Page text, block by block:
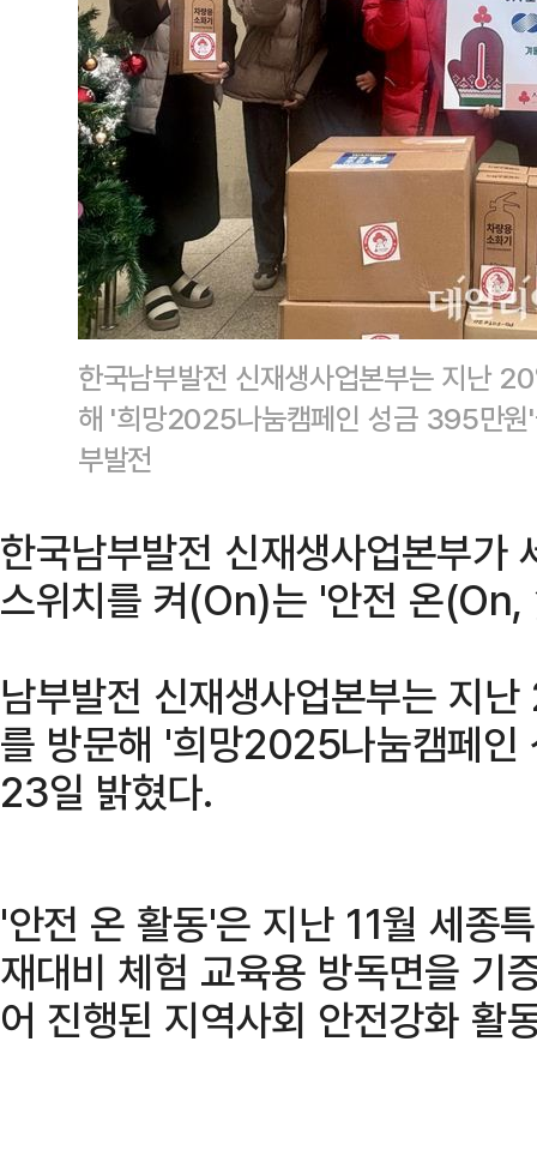
한국남부발전 신재생사업본부는 지난
해 '희망2025나눔캠페인 성금 395만
부발전
한국남부발전 신재생사업본부가
스위치를 켜(On)는 '안전 온
남부발전 신재생사업본부는 지
를 방문해 '희망2025나눔캠페
23일 밝혔다.
'안전 온 활동'은 지난 11월 세종
재대비 체험 교육용 방독면을
어 진행된 지역사회 안전강화 활